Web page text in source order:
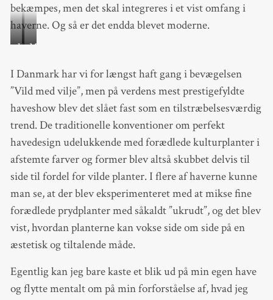
bekæmpes, men det skal integreres i et vist omfang i
haverne. Og så er det endda blevet moderne.
VejbredMælkebøtter
I Danmark har vi for længst haft gang i bevægelsen
”Vild med vilje”, men på verdens mest prestigefyldte
haveshow blev det slået fast som en tilstræbelsesværdig
trend. De traditionelle konventioner om perfekt
havedesign udelukkende med forædlede kulturplanter i
afstemte farver og former blev altså skubbet delvis til
side til fordel for vilde planter. I flere af haverne kunne
man se, at der blev eksperimenteret med at mikse fine
forædlede prydplanter med såkaldt ”ukrudt”, og det blev
vist, hvordan planterne kan vokse side om side på en
æstetisk og tiltalende måde.
Egentlig kan jeg bare kaste et blik ud på min egen have
og flytte mentalt om på min forforståelse af, hvad jeg